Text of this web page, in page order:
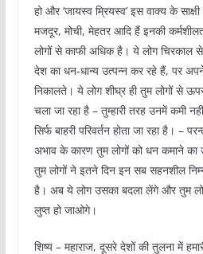
हो और ‘जायस्व म्रियस्व’ इस वाक्य के
मजदूर, मोची, मेहतर आदि हैं इनकी
लोगों से काफी अधिक है। ये लोग चिरकाल
देश का धन-धान्य उत्पन्न कर रहे हैं, पर
निकालते। ये लोग शीघ्र ही तुम लोगों से
चला जा रहा है – तुम्हारी तरह उनमें कमी नहीं
सिर्फ बाहरी परिवर्तन होता जा रहा है। –
अभाव के कारण तुम लोगों को धन कमाने का
तुम लोगों ने इतने दिन इन सब सहनशील
है। अब ये लोग उसका बदला लेंगे और तुम लोग
लुप्त हो जाओगे।
शिष्य – महाराज, दूसरे देशों की तुलना में